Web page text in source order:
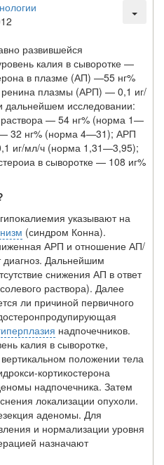
развившейся
калия в сыворотке —
в плазме (АП) —55 нг%
плазмы (АРП) — 0,1 иг/
исследовании:
— 54 нг% (норма 1—
32 нг% (норма 4—31); АРП
иг/мл/ч (норма 1,31—3,95);
в сыворотке — 108 иг%
указывают на
(синдром Конна).
АРП и отно­шение АП/
Дальнейшим
снижения АП в ответ
рас­твора). Далее
ли причиной первичного
надпочечников.
калия в сыворотке,
положении тела
кортикостерона
надпочечника. Затем
локализации опухоли.
аденомы. Для
и нормализации уровня
назначают